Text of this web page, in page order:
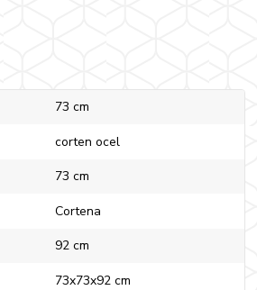
73 cm
corten ocel
73 cm
Cortena
92 cm
73x73x92 cm